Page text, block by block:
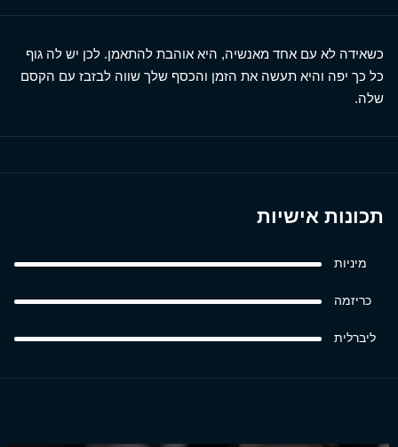
כשאידה לא עם אחד מאנשיה, היא אוהבת להתאמן. לכן יש לה גוף
כל כך יפה והיא תעשה את הזמן והכסף שלך שווה לבזבז עם הקסם
שלה.
תכונות אישיות
מיניות
כריזמה
ליברלית